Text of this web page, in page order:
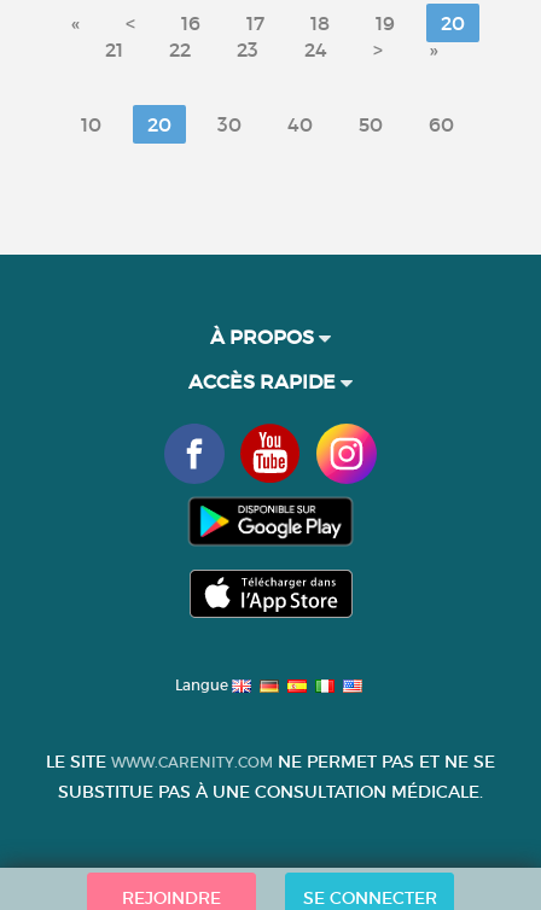
« < 16 17 18 19
20
21
22 23 24 > »
10 20 30 40 50 60
REJOINDRE SE CONNECTER
À PROPOS
ACCÈS RAPIDE
Langue
LE SITE WWW.CARENITY.COM NE PERMET PAS ET NE SE
SUBSTITUE PAS À UNE CONSULTATION MÉDICALE.